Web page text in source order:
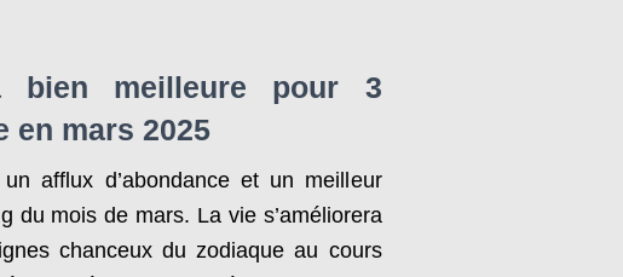
bien meilleure pour 3
en mars 2025
afflux d’abondance et un meilleur
du mois de mars. La vie s’améliorera
chanceux du zodiaque au cours